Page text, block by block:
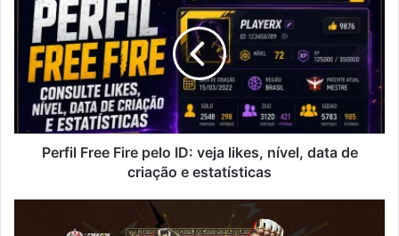
Fire
pelo
veja
likes,
nível,
data
Perfil Free Fire pelo ID: veja likes, nível, data de
criação e estatísticas